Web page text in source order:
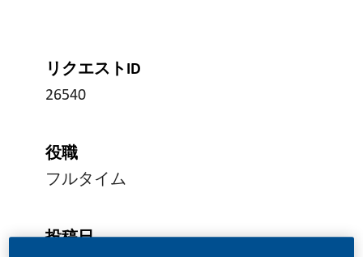
リクエストID
26540
役職
フルタイム
投稿日